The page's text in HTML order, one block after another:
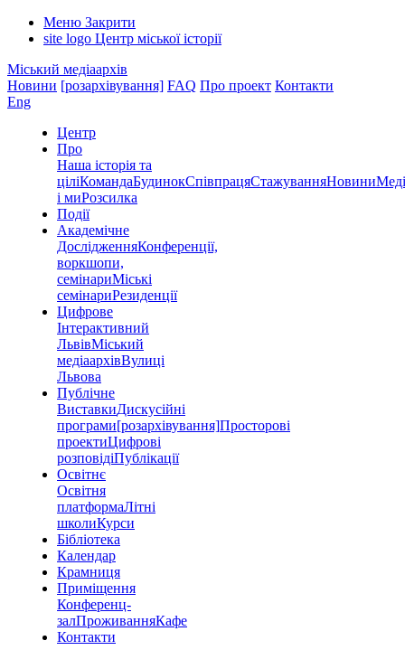
Меню Закрити
site logo Центр міської історії
Міський медіаархів
Новини [розархівування] FAQ Про проект Контакти
Eng
Центр
Про
Наша історія та
ціліКомандаБудинокСпівпрацяСтажуванняНовини
і миРозсилка
Події
Академічне
ДослідженняКонференції,
воркшопи,
семінариМіські
семінариРезиденції
Цифрове
Інтерактивний
ЛьвівМіський
медіаархівВулиці
Львова
Публічне
ВиставкиДискусійні
програми[розархівування]Просторові
проектиЦифрові
розповідіПублікації
Освітнє
Освітня
платформаЛітні
школиКурси
Бібліотека
Календар
Крамниця
Приміщення
Конференц-
залПроживанняКафе
Контакти